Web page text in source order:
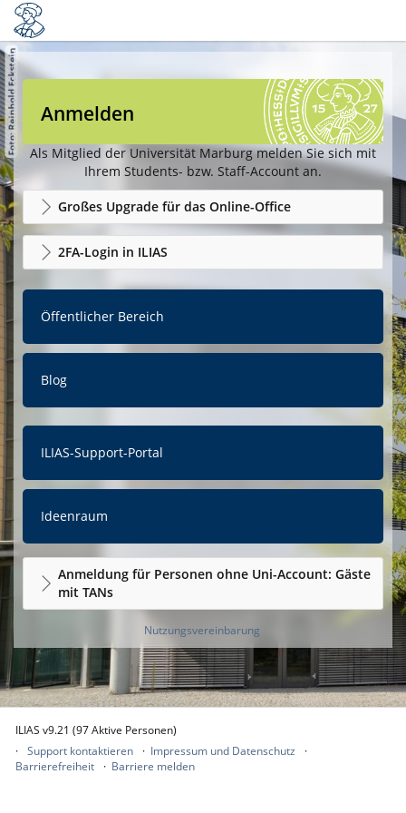
Anmelden
Als Mitglied der Universität Marburg melden Sie sich mit
Ihrem Students- bzw. Staff-Account an.
Großes Upgrade für das Online-Office
2FA-Login in ILIAS
Öffentlicher Bereich
Blog
ILIAS-Support-Portal
Ideenraum
Anmeldung für Personen ohne Uni-Account: Gäste
mit TANs
Nutzungsvereinbarung
ILIAS v9.21 (97 Aktive Personen)
Support kontaktieren
Impressum und Datenschutz
Barrierefreiheit
Barriere melden